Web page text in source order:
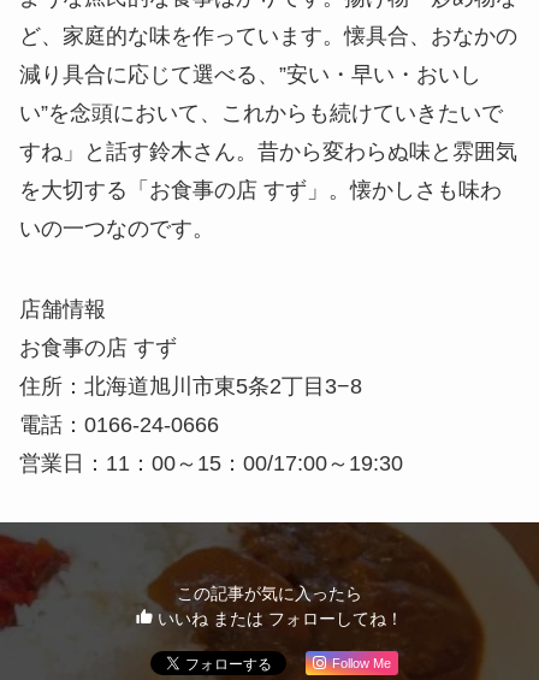
ど、家庭的な味を作っています。懐具合、おなかの
減り具合に応じて選べる、”安い・早い・おいし
い”を念頭において、これからも続けていきたいで
すね」と話す鈴木さん。昔から変わらぬ味と雰囲気
を大切する「お食事の店 すず」。懐かしさも味わ
いの一つなのです。
店舗情報
お食事の店 すず
住所：北海道旭川市東5条2丁目3−8
電話：0166-24-0666
営業日：11：00～15：00/17:00～19:30
この記事が気に入ったら
いいね または フォローしてね！
Follow Me